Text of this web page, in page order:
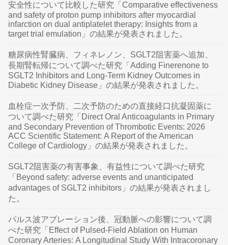
安全性について比較した研究「Comparative effectiveness
and safety of proton pump inhibitors after myocardial
infarction on dual antiplatelet therapy: Insights from a
target trial emulation」の結果が発表されました。
糖尿病性腎臓病、フィネレノン、SGLT2阻害薬へ追加、
長期腎転帰について調べた研究「Adding Finerenone to
SGLT2 Inhibitors and Long-Term Kidney Outcomes in
Diabetic Kidney Disease」の結果が発表されました。
血栓症一次予防、二次予防のための直接経口抗凝固薬に
ついて調べた研究「Direct Oral Anticoagulants in Primary
and Secondary Prevention of Thrombotic Events: 2026
ACC Scientific Statement: A Report of the American
College of Cardiology」の結果が発表されました。
SGLT2阻害薬の有害事象、有益性について調べた研究
「Beyond safety: adverse events and unanticipated
advantages of SGLT2 inhibitors」の結果が発表されまし
た。
パルス波アブレーション後、冠動脈への影響について調
べた研究「Effect of Pulsed-Field Ablation on Human
Coronary Arteries: A Longitudinal Study With Intracoronary